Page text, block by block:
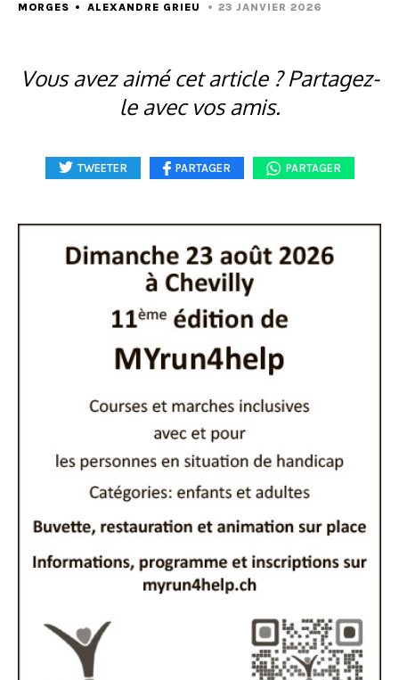
MORGES ALEXANDRE GRIEU 23 JANVIER 2026
Vous avez aimé cet article ? Partagez-
le avec vos amis.
TWEETER PARTAGER PARTAGER